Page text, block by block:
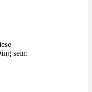
sein: